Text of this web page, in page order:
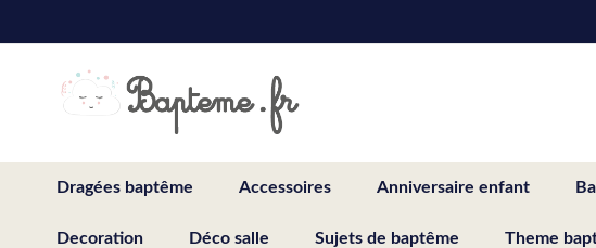
to
Dragées baptême Accessoires Anniversaire enfant
Decoration Déco salle Sujets de baptême Theme